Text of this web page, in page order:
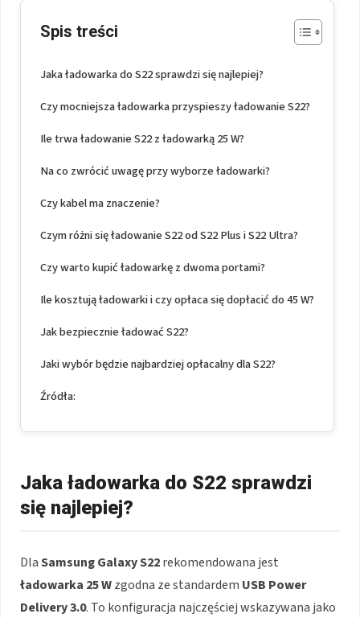
Spis treści
Jaka ładowarka do S22 sprawdzi się najlepiej?
Czy mocniejsza ładowarka przyspieszy ładowanie S22?
Ile trwa ładowanie S22 z ładowarką 25 W?
Na co zwrócić uwagę przy wyborze ładowarki?
Czy kabel ma znaczenie?
Czym różni się ładowanie S22 od S22 Plus i S22 Ultra?
Czy warto kupić ładowarkę z dwoma portami?
Ile kosztują ładowarki i czy opłaca się dopłacić do 45 W?
Jak bezpiecznie ładować S22?
Jaki wybór będzie najbardziej opłacalny dla S22?
Źródła:
Jaka ładowarka do S22 sprawdzi
się najlepiej?
DlaSamsung Galaxy S22rekomendowana jest
ładowarka 25 Wzgodna ze standardem USB Power
Delivery 3.0. To konfiguracja najczęściej wskazywana jako